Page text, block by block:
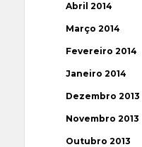
Abril 2014
Março 2014
Fevereiro 2014
Janeiro 2014
Dezembro 2013
Novembro 2013
Outubro 2013